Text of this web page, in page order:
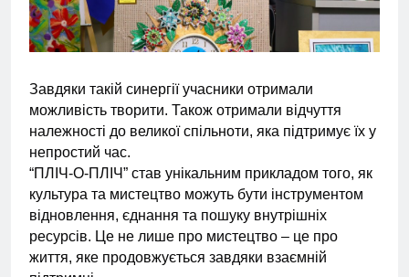
Завдяки такій синергії учасники отримали
можливість творити. Також отримали відчуття
належності до великої спільноти, яка підтримує їх у
непростий час.
“ПЛІЧ-О-ПЛІЧ” став унікальним прикладом того, як
культура та мистецтво можуть бути інструментом
відновлення, єднання та пошуку внутрішніх
ресурсів. Це не лише про мистецтво – це про
життя, яке продовжується завдяки взаємній